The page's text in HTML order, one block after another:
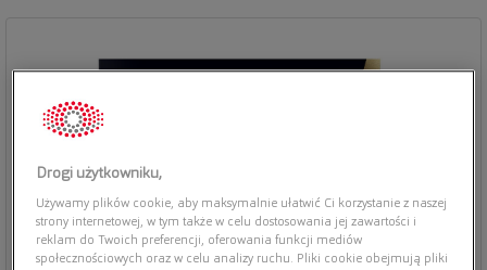
Drogi użytkowniku,
Używamy plików cookie, aby maksymalnie ułatwić Ci korzystanie z naszej
strony internetowej, w tym także w celu dostosowania jej zawartości i
reklam do Twoich preferencji, oferowania funkcji mediów
społecznościowych oraz w celu analizy ruchu. Pliki cookie obejmują pliki